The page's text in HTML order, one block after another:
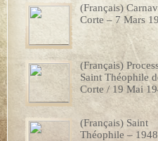
(Français)
Corte – 7 Mars
(Français)
Saint Théophile
Corte / 19 Mai
(Français) Saint
Théophile – 1948